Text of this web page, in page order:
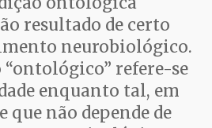
resultado de certo
neurobiológico.
“ontológico” refere-se
enquanto tal, em
que não depende de